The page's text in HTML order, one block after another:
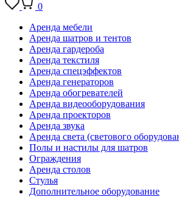
0
Аренда мебели
Аренда шатров и тентов
Аренда гардероба
Аренда текстиля
Аренда спецэффектов
Аренда генераторов
Аренда обогревателей
Аренда видеооборудования
Аренда проекторов
Аренда звука
Аренда света (светового
Полы и настилы для шатров
Ограждения
Аренда столов
Стулья
Дополнительное оборудование